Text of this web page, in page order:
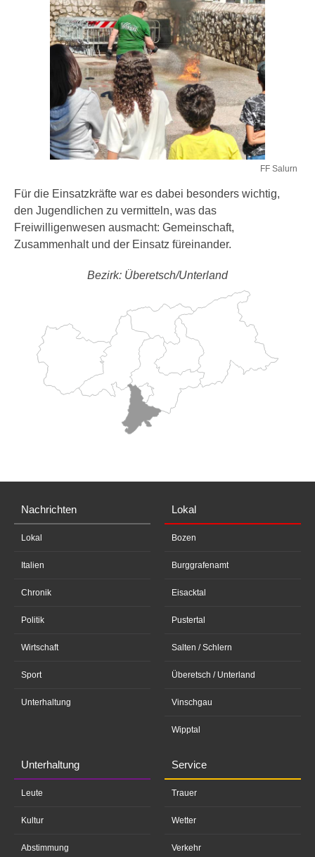
FF Salurn
Für die Einsatzkräfte war es dabei besonders wichtig,
den Jugendlichen zu vermitteln, was das
Freiwilligenwesen ausmacht: Gemeinschaft,
Zusammenhalt und der Einsatz füreinander.
Bezirk: Überetsch/Unterland
Nachrichten
Lokal
Italien
Chronik
Politik
Wirtschaft
Sport
Unterhaltung
Lokal
Bozen
Burggrafenamt
Eisacktal
Pustertal
Salten / Schlern
Überetsch / Unterland
Vinschgau
Wipptal
Unterhaltung
Leute
Kultur
Abstimmung
Service
Trauer
Wetter
Verkehr